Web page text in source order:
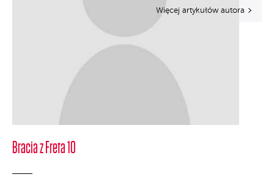
Bracia z Freta 10
Więcej artykułów autora